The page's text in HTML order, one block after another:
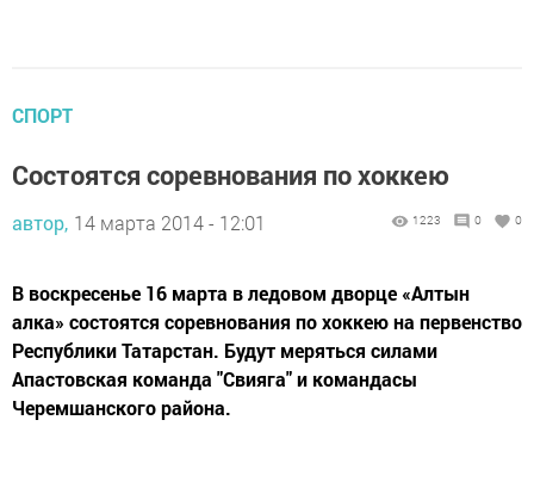
СПОРТ
Состоятся соревнования по хоккею
автор, 14 марта 2014 - 12:01 1223 0 0
В воскресенье 16 марта в ледовом дворце «Алтын
алка» состоятся соревнования по хоккею на первенство
Республики Татарстан. Будут меряться силами
Апастовская команда "Свияга" и командасы
Черемшанского района.